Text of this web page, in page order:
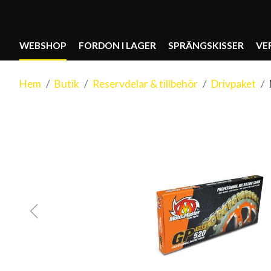
WEBSHOP FORDON I LAGER SPRÄNGSKISSER
Hem Butik Reservdelar & tillbehör Drivpaket